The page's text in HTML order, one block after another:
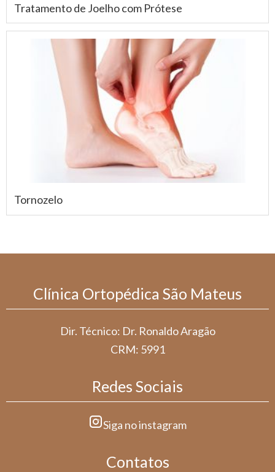
Tratamento de Joelho com Prótese
Tornozelo
Clínica Ortopédica São Mateus
Dir. Técnico: Dr. Ronaldo Aragão
CRM: 5991
Redes Sociais
Siga no instagram
Contatos